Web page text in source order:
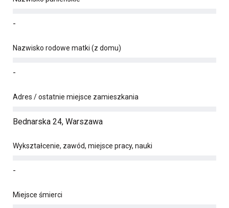
-
Nazwisko rodowe matki (z domu)
-
Adres / ostatnie miejsce zamieszkania
Bednarska 24, Warszawa
Wykształcenie, zawód, miejsce pracy, nauki
-
Miejsce śmierci